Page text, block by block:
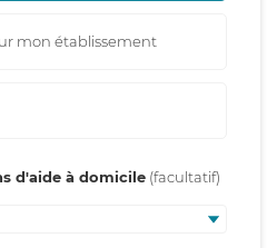
mon établissement
d'aide à domicile